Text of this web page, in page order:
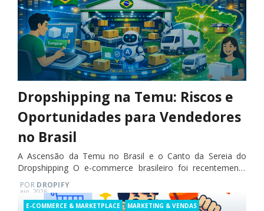
Dropshipping na Temu: Riscos e
Oportunidades para Vendedores
no Brasil
A Ascensão da Temu no Brasil e o Canto da Sereia do
Dropshipping O e-commerce brasileiro foi recentemente
sacudido pela chegada de um novo gigante asiático: a
Temu. Com uma…
POR DROPIFY
Posted
on
aio, 2026
Categories
E-COMMERCE & MARKETPLACE
MARKETING & VENDAS